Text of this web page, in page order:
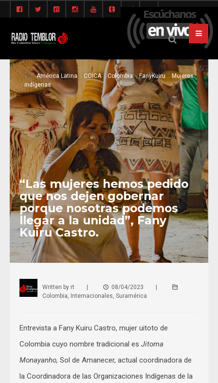
América Latina COICA Colombia FanyKuiru
Mujeres
indígenas
“Las mujeres hemos pedido
que nos dejen gobernar
porque nosotras podemos
llegar a la unidad”, Fany
Kuiru Castro.
Written by rt | 08/04/2023
|
Colombia Internacionales Suramérica
Entrevista a Fany Kuiru Castro, mujer uitoto de
Colombia cuyo nombre tradicional es Jitoma
Monayanho, Sol de Amanecer, actual coordinadora de
la Coordinadora de las Organizaciones Indígenas de la